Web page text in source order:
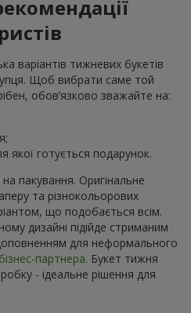
варіантів тижневих букетів
Щоб вибрати саме той
обов’язково зважайте на:
якої готується подарунок.
пакування. Оригінальне
та різнокольорових
що подобається всім.
дизайні підійде стриманим
для неформального
партнера. Букет тижня
- ідеальне рішення для